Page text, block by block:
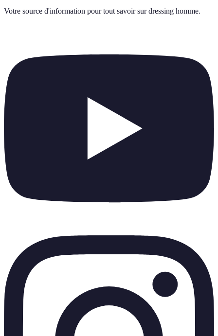
Votre source d'information pour tout savoir sur dressing homme.